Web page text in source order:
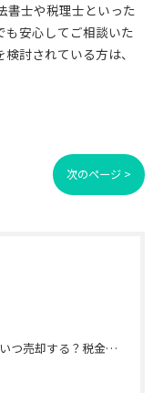
書士や税理士といった
も安心してご相談いた
討されている方は、
次のページ >
相続したマンションはいつ売却する？税金で差が出る時期